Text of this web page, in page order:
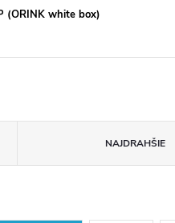
(ORINK white box)
NAJDRAHŠIE